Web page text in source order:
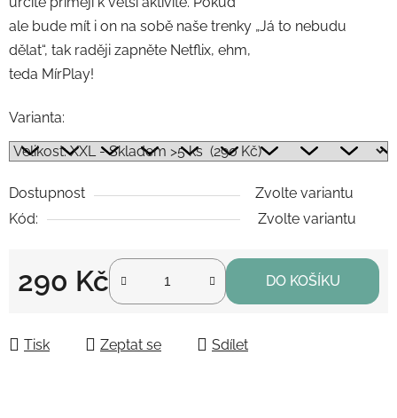
ale bude mít i on na sobě naše trenky „Já to nebudu
dělat“, tak raději zapněte Netflix, ehm,
teda MírPlay!
Varianta:
Dostupnost
Zvolte variantu
Kód:
Zvolte variantu
290 Kč DO KOŠÍKU
Tisk Zeptat se Sdílet